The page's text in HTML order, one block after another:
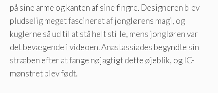
på sine arme og kanten af sine fingre. Designeren blev
pludselig meget fascineret af jonglørens magi, og
kuglerne så ud til at stå helt stille, mens jongløren var
det bevægende i videoen. Anastassiades begyndte sin
stræben efter at fange nøjagtigt dette øjeblik, og IC-
mønstret blev født.